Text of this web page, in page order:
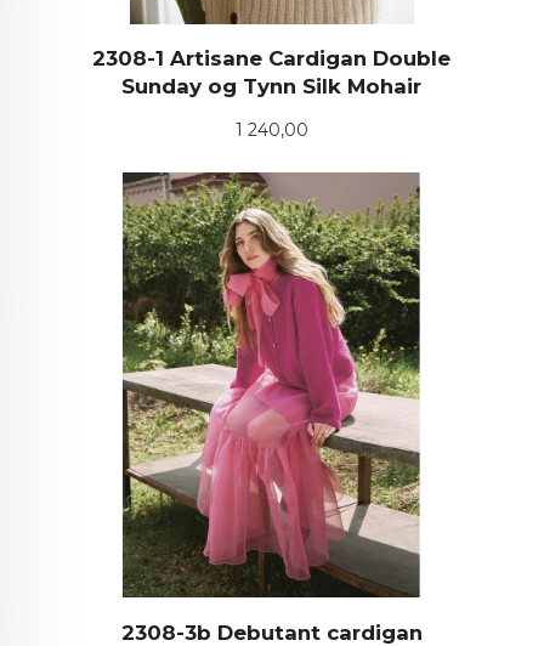
2308-1 Artisane Cardigan Double
Sunday og Tynn Silk Mohair
Pris
1 240,00
2308-3b Debutant cardigan